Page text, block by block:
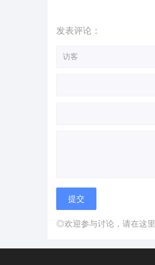
发表评论：
◎欢迎参与讨论，请在这